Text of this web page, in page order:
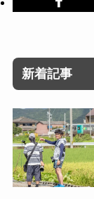
新着記事